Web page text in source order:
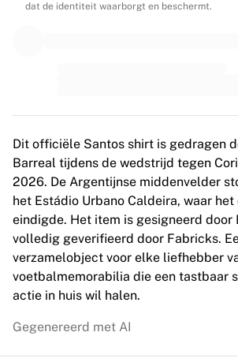
Serie A
OL Lyonnes
Paris Saint-Germain Feminines
Arsenal WFC
Bekijk per land
Basketbal
Highlights
Charlotte Hornets
Chicago Bulls
LA Clippers
Virtus Bologna
dat de identiteit waarborgt en beschermt.
Dit officiële Santos shirt is gedragen
Barreal tijdens de wedstrijd tegen
2026. De Argentijnse middenvelder
het Estádio Urbano Caldeira, waar
eindigde. Het item is gesigneerd door
volledig geverifieerd door Fabricks.
verzamelobject voor elke liefhebber
voetbalmemorabilia die een tastbaar
actie in huis wil halen.
Gegenereerd met AI